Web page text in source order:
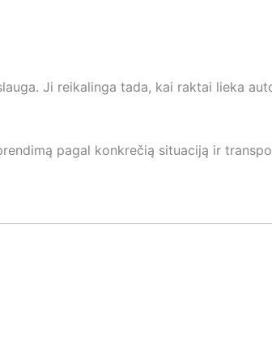
Ji reikalinga tada, kai raktai lieka
pagal konkrečią situaciją ir